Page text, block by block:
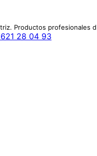
Productos profesionales
28 04 93